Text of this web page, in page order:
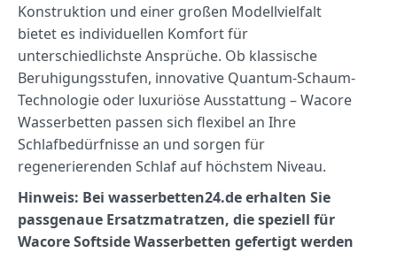
Konstruktion und einer großen Modellvielfalt
bietet es individuellen Komfort für
unterschiedlichste Ansprüche. Ob klassische
Beruhigungsstufen, innovative Quantum-Schaum-
Technologie oder luxuriöse Ausstattung – Wacore
Wasserbetten passen sich flexibel an Ihre
Schlafbedürfnisse an und sorgen für
regenerierenden Schlaf auf höchstem Niveau.
Hinweis: Bei wasserbetten24.de erhalten Sie
passgenaue Ersatzmatratzen, die speziell für
Wacore Softside Wasserbetten gefertigt werden